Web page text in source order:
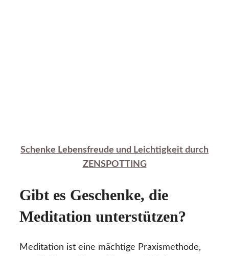
Schenke Lebensfreude und Leichtigkeit durch
ZENSPOTTING
Gibt es Geschenke, die
Meditation unterstützen?
Meditation ist eine mächtige Praxismethode,